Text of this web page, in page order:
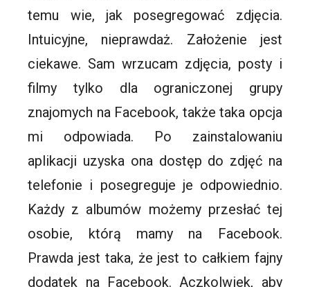
temu wie, jak posegregować zdjęcia.
Intuicyjne, nieprawdaż. Założenie jest
ciekawe. Sam wrzucam zdjęcia, posty i
filmy tylko dla ograniczonej grupy
znajomych na Facebook, także taka opcja
mi odpowiada. Po zainstalowaniu
aplikacji uzyska ona dostęp do zdjęć na
telefonie i posegreguje je odpowiednio.
Każdy z albumów możemy przesłać tej
osobie, którą mamy na Facebook.
Prawda jest taka, że jest to całkiem fajny
dodatek na Facebook. Aczkolwiek, aby